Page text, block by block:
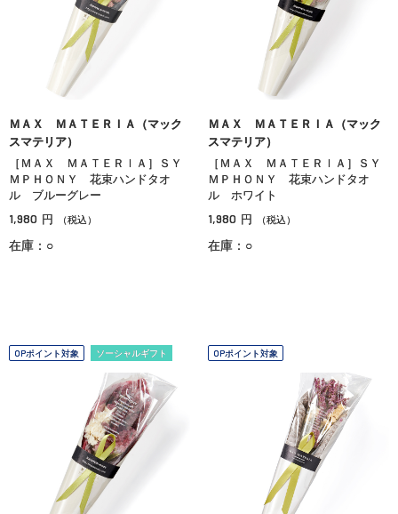
ＭＡＸ ＭＡＴＥＲＩＡ（マック
スマテリア）
［ＭＡＸ ＭＡＴＥＲＩＡ］ＳＹ
ＭＰＨＯＮＹ 花束ハンドタオ
ル ブルーグレー
1,980 円 （税込）
在庫：○
ＭＡＸ ＭＡＴＥＲＩＡ（マック
スマテリア）
［ＭＡＸ ＭＡＴＥＲＩＡ］ＳＹ
ＭＰＨＯＮＹ 花束ハンドタオ
ル ホワイト
1,980 円 （税込）
在庫：○
OPポイント対象 ソーシャルギフト OPポイント対象